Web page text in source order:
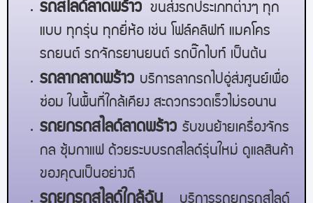
รถสไลด์ลาดพร้าว ขนส่งรถประเภทต่างๆ ทุก
แบบ ทุกรุ่น ทุกยี่ห้อ เช่น โฟล์คลิฟท์ แมคโคร
รถยนต์ รถจักรยานยนต์ รถบิ๊กไบท์ เป็นต้น
รถลากลาดพร้าว บริการลากรถไปอู่ส่งศูนย์เพื่อ
ซ่อม ในพื้นที่ใกล้เคียง สะดวกรวดเร็วไม่รอนาน
รถยกรถสไลด์ลาดพร้าว รับขนย้ายเครื่องจักร
กล ซุ้มกาแฟ ด้วยระบบรถสไลด์รุ่นใหม่ ดูแลสินค้า
ของคุณเป็นอย่างดี
รถยกรถสไลด์ใกล้ฉัน บริการรถยกรถสไลด์